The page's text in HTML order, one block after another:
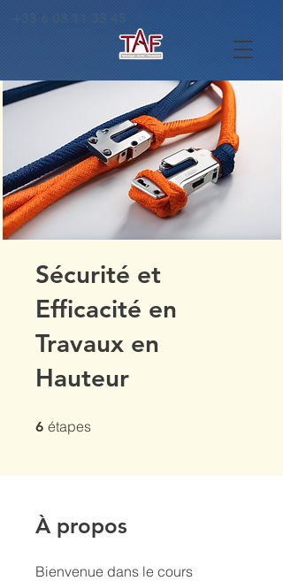
Sécurité et
Efficacité en
Travaux en
Hauteur
6 étapes
À propos
Bienvenue dans le cours